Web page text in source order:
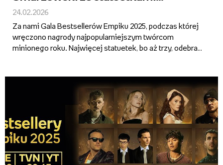
Bestsellerów Empiku 2025! Znamy
wszystkich laureatów
24.02.2026
Za nami Gala Bestsellerów Empiku 2025, podczas której
wręczono nagrody najpopularniejszym twórcom
minionego roku. Najwięcej statuetek, bo aż trzy, odebrał